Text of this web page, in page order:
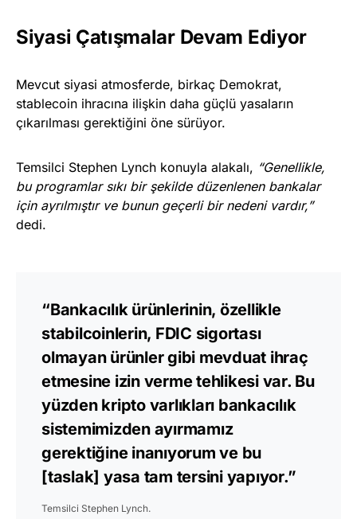
Siyasi Çatışmalar Devam Ediyor
Mevcut siyasi atmosferde, birkaç Demokrat,
stablecoin ihracına ilişkin daha güçlü yasaların
çıkarılması gerektiğini öne sürüyor.
Temsilci Stephen Lynch konuyla alakalı, “Genellikle,
bu programlar sıkı bir şekilde düzenlenen bankalar
için ayrılmıştır ve bunun geçerli bir nedeni vardır,”
dedi.
“Bankacılık ürünlerinin, özellikle
stabilcoinlerin, FDIC sigortası
olmayan ürünler gibi mevduat ihraç
etmesine izin verme tehlikesi var. Bu
yüzden kripto varlıkları bankacılık
sistemimizden ayırmamız
gerektiğine inanıyorum ve bu
[taslak] yasa tam tersini yapıyor.”
Temsilci Stephen Lynch.